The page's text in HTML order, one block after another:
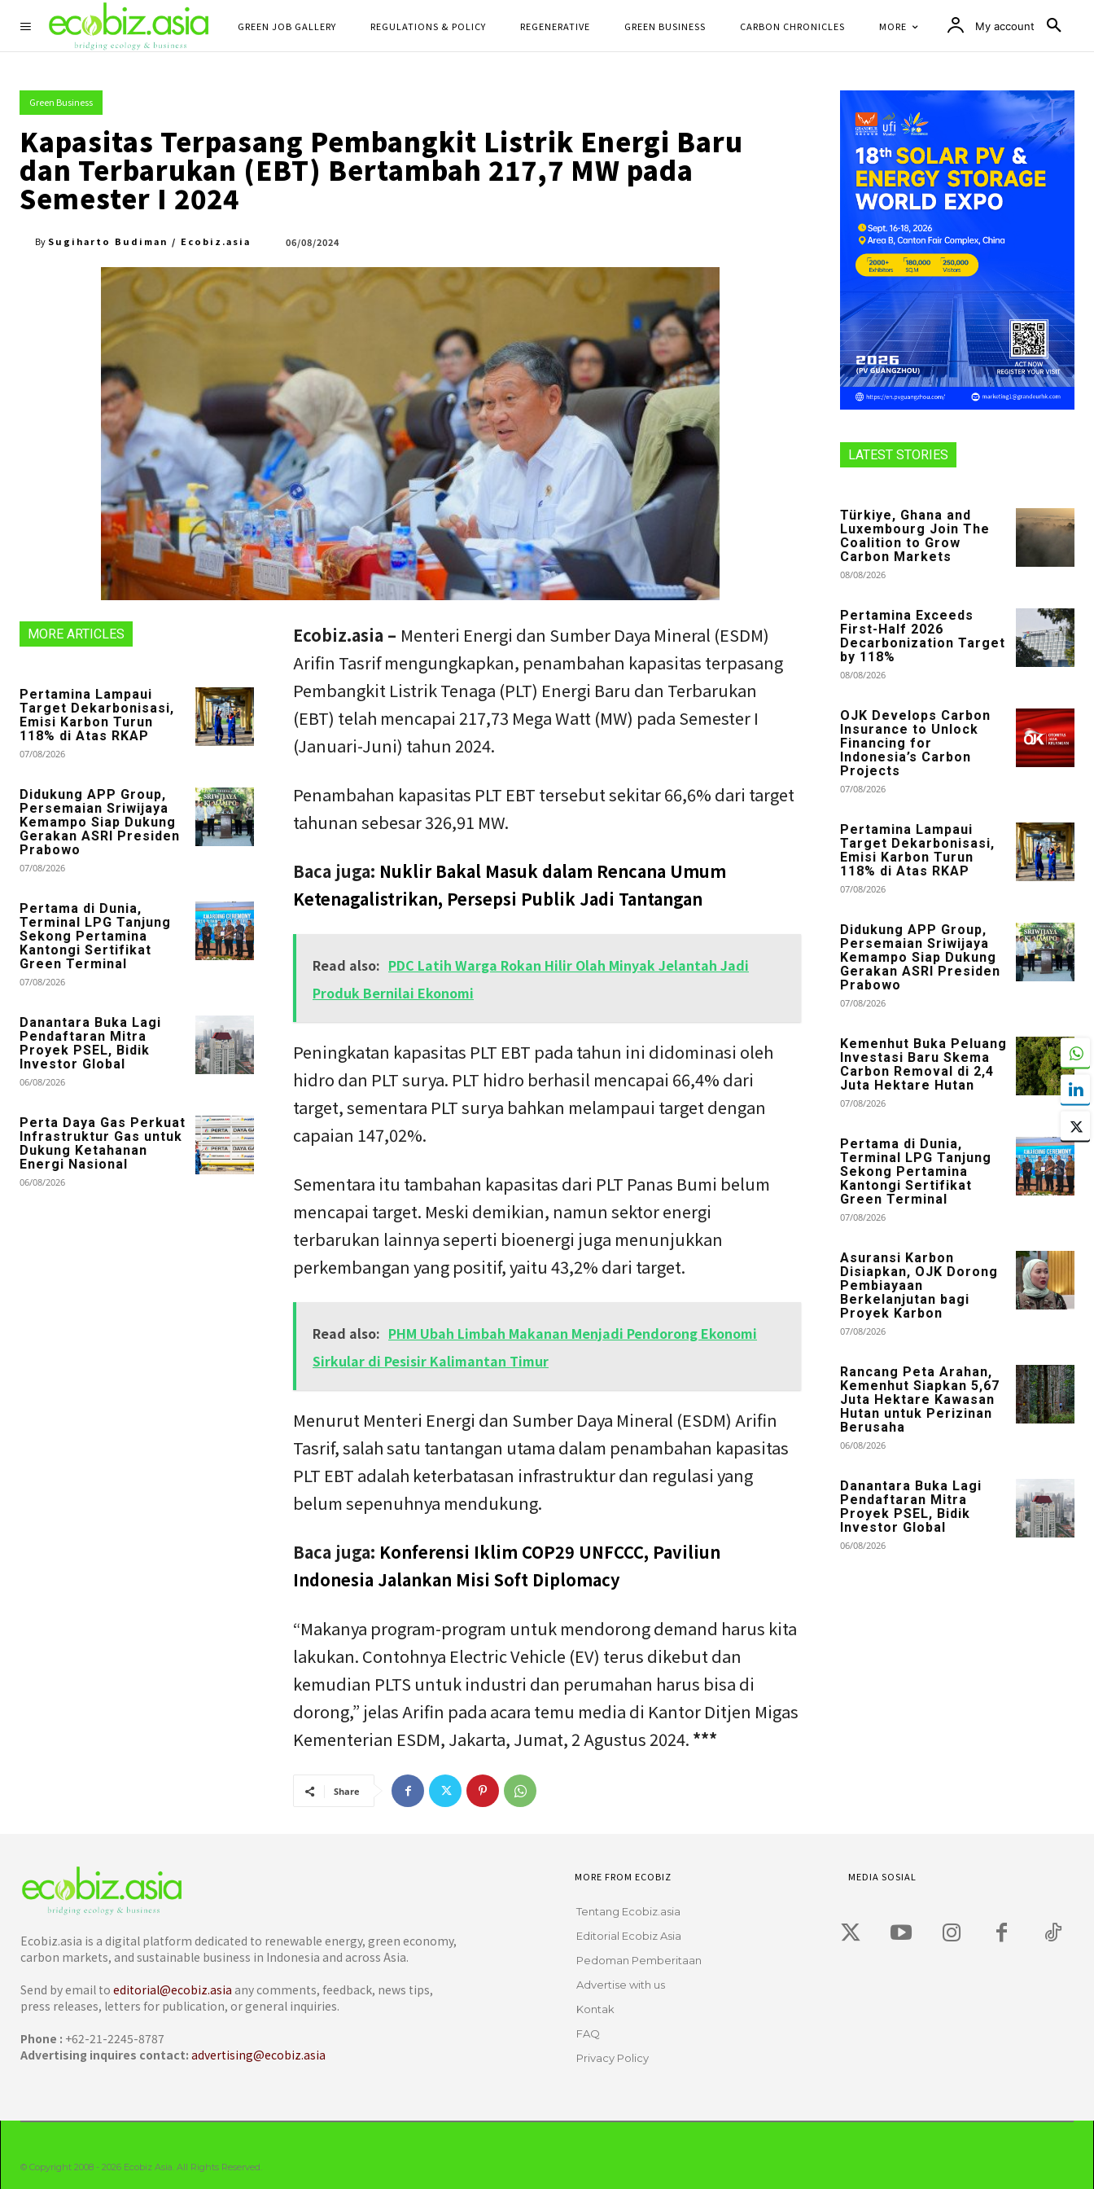
GREEN JOB GALLERY REGULATIONS & POLICY REGENERATIVE GREEN BUSINESS CARBON CHRONICLES MORE My account
Green Business
Kapasitas Terpasang Pembangkit Listrik Energi Baru
dan Terbarukan (EBT) Bertambah 217,7 MW pada
Semester I 2024
By Sugiharto Budiman / Ecobiz.asia 06/08/2024
MORE ARTICLES
Pertamina Lampaui
Target Dekarbonisasi,
Emisi Karbon Turun
118% di Atas RKAP
07/08/2026
Didukung APP Group,
Persemaian Sriwijaya
Kemampo Siap Dukung
Gerakan ASRI Presiden
Prabowo
07/08/2026
Pertama di Dunia,
Terminal LPG Tanjung
Sekong Pertamina
Kantongi Sertifikat
Green Terminal
07/08/2026
Danantara Buka Lagi
Pendaftaran Mitra
Proyek PSEL, Bidik
Investor Global
06/08/2026
Perta Daya Gas Perkuat
Infrastruktur Gas untuk
Dukung Ketahanan
Energi Nasional
06/08/2026
Ecobiz.asia – Menteri Energi dan Sumber Daya Mineral (ESDM)
Arifin Tasrif mengungkapkan, penambahan kapasitas terpasang
Pembangkit Listrik Tenaga (PLT) Energi Baru dan Terbarukan
(EBT) telah mencapai 217,73 Mega Watt (MW) pada Semester I
(Januari-Juni) tahun 2024.
Penambahan kapasitas PLT EBT tersebut sekitar 66,6% dari target
tahunan sebesar 326,91 MW.
Baca juga: Nuklir Bakal Masuk dalam Rencana Umum
Ketenagalistrikan, Persepsi Publik Jadi Tantangan
Read also: PDC Latih Warga Rokan Hilir Olah Minyak Jelantah Jadi
Produk Bernilai Ekonomi
Peningkatan kapasitas PLT EBT pada tahun ini didominasi oleh
hidro dan PLT surya. PLT hidro berhasil mencapai 66,4% dari
target, sementara PLT surya bahkan melampaui target dengan
capaian 147,02%.
Sementara itu tambahan kapasitas dari PLT Panas Bumi belum
mencapai target. Meski demikian, namun sektor energi
terbarukan lainnya seperti bioenergi juga menunjukkan
perkembangan yang positif, yaitu 43,2% dari target.
Read also: PHM Ubah Limbah Makanan Menjadi Pendorong Ekonomi
Sirkular di Pesisir Kalimantan Timur
Menurut Menteri Energi dan Sumber Daya Mineral (ESDM) Arifin
Tasrif, salah satu tantangan utama dalam penambahan kapasitas
PLT EBT adalah keterbatasan infrastruktur dan regulasi yang
belum sepenuhnya mendukung.
Baca juga: Konferensi Iklim COP29 UNFCCC, Paviliun
Indonesia Jalankan Misi Soft Diplomacy
“Makanya program-program untuk mendorong demand harus kita
lakukan. Contohnya Electric Vehicle (EV) terus dikebut dan
kemudian PLTS untuk industri dan perumahan harus bisa di
dorong,” jelas Arifin pada acara temu media di Kantor Ditjen Migas
Kementerian ESDM, Jakarta, Jumat, 2 Agustus 2024. ***
Share
LATEST STORIES
Türkiye, Ghana and
Luxembourg Join The
Coalition to Grow
Carbon Markets
08/08/2026
Pertamina Exceeds
First-Half 2026
Decarbonization Target
by 118%
08/08/2026
OJK Develops Carbon
Insurance to Unlock
Financing for
Indonesia’s Carbon
Projects
07/08/2026
Pertamina Lampaui
Target Dekarbonisasi,
Emisi Karbon Turun
118% di Atas RKAP
07/08/2026
Didukung APP Group,
Persemaian Sriwijaya
Kemampo Siap Dukung
Gerakan ASRI Presiden
Prabowo
07/08/2026
Kemenhut Buka Peluang
Investasi Baru Skema
Carbon Removal di 2,4
Juta Hektare Hutan
07/08/2026
Pertama di Dunia,
Terminal LPG Tanjung
Sekong Pertamina
Kantongi Sertifikat
Green Terminal
07/08/2026
Asuransi Karbon
Disiapkan, OJK Dorong
Pembiayaan
Berkelanjutan bagi
Proyek Karbon
07/08/2026
Rancang Peta Arahan,
Kemenhut Siapkan 5,67
Juta Hektare Kawasan
Hutan untuk Perizinan
Berusaha
06/08/2026
Danantara Buka Lagi
Pendaftaran Mitra
Proyek PSEL, Bidik
Investor Global
06/08/2026
Ecobiz.asia is a digital platform dedicated to renewable energy, green economy,
carbon markets, and sustainable business in Indonesia and across Asia.
Send by email to editorial@ecobiz.asia any comments, feedback, news tips,
press releases, letters for publication, or general inquiries.
Phone : +62-21-2245-8787
Advertising inquires contact: advertising@ecobiz.asia
MORE FROM ECOBIZ
Tentang Ecobiz.asia
Editorial Ecobiz Asia
Pedoman Pemberitaan
Advertise with us
Kontak
FAQ
Privacy Policy
MEDIA SOSIAL
© Copyright 2008 - 2026 Ecobiz Asia. All Rights Reserved.